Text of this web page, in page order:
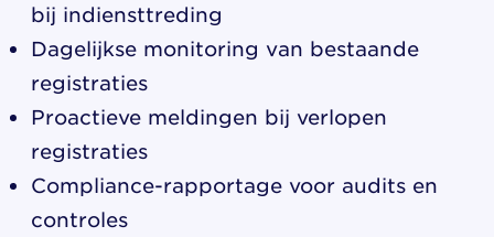
bij indiensttreding
Dagelijkse monitoring van bestaande
registraties
Proactieve meldingen bij verlopen
registraties
Compliance-rapportage voor audits en
controles